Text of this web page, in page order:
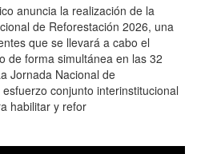
anuncia la realización de la
de Reforestación 2026, una
que se llevará a cabo el
de forma simultánea en las 32
Jornada Nacional de
conjunto interinstitucional
habilitar y refor